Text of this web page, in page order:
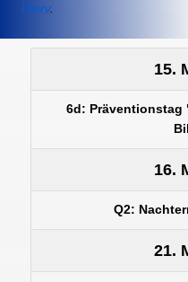
IServ.
15.
6d: Präventionstag
16.
Q2:
21.